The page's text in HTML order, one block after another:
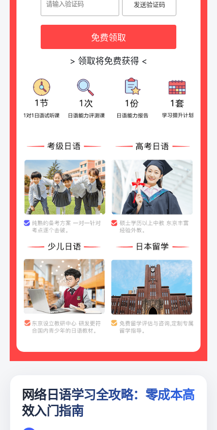
发送验证码
免费领取
> 领取将免费获得 <
网络日语学习全攻略：零成本高
效入门指南